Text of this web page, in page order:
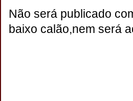
Não será publicado
baixo calão,nem será